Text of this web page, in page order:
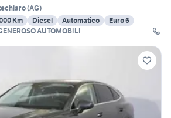
(AG)
Km Diesel Automatico
Euro 6
AUTOMOBILI